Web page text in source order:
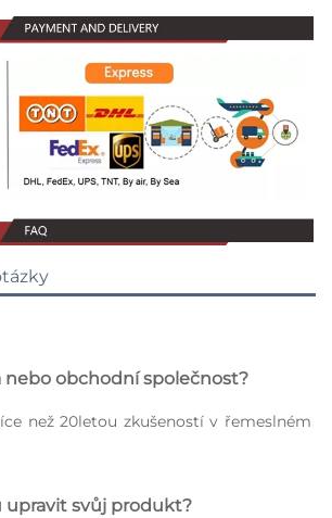
nebo obchodní společnost?
než 20letou zkušeností v řemeslném
upravit svůj produkt?